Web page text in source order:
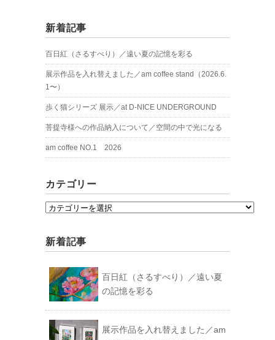
新着記事
百日紅（さるすべり）／遠い夏の記憶を彩る
展示作品を入れ替えました／am coffee stand（2026.6.
1〜）
歩く猫シリーズ 展示／at D-NICE UNDERGROUND
菩提寺様への作品納入について／空間の中で光になる
am coffee NO.1 2026
カテゴリー
カ
ゴ
リ
ー
新着記事
百日紅（さるすべり）／遠い夏
の記憶を彩る
展示作品を入れ替えました／am